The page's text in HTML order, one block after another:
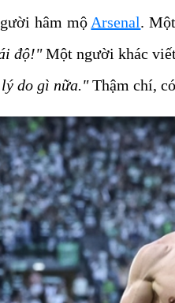
hâm mộ Arsenal.
độ!"Một người khác
do gì nữa."Thậm chí,